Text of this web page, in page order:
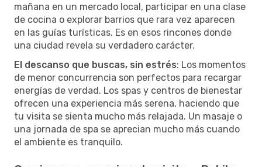
mañana en un mercado local, participar en una clase
de cocina o explorar barrios que rara vez aparecen
en las guías turísticas. Es en esos rincones donde
una ciudad revela su verdadero carácter.
El descanso que buscas, sin estrés: Los momentos
de menor concurrencia son perfectos para recargar
energías de verdad. Los spas y centros de bienestar
ofrecen una experiencia más serena, haciendo que
tu visita se sienta mucho más relajada. Un masaje o
una jornada de spa se aprecian mucho más cuando
el ambiente es tranquilo.